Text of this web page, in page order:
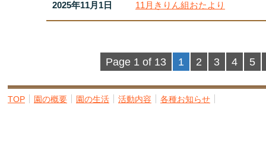
2025年11月1日 11月きりん組おたより
Page 1 of 13 1 2 3 4 5
TOP 園の概要 園の生活 活動内容 各種お知らせ